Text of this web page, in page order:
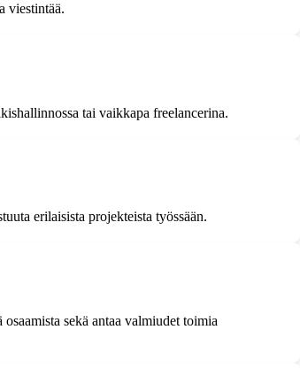
viestintää.
tai vaikkapa freelancerina.
erilaisista projekteista työssään.
sekä antaa valmiudet toimia